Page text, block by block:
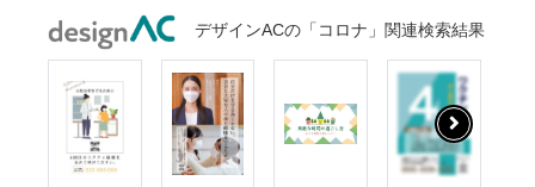
デザインACの「コロナ」関連検索結果